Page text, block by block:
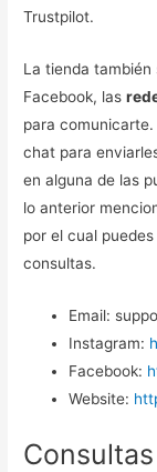
Trustpilot.
La tienda
Facebook, las
para
chat para
en alguna de las
lo anterior
por el cual
consultas.
Email:
Instagram:
Facebook:
Website: